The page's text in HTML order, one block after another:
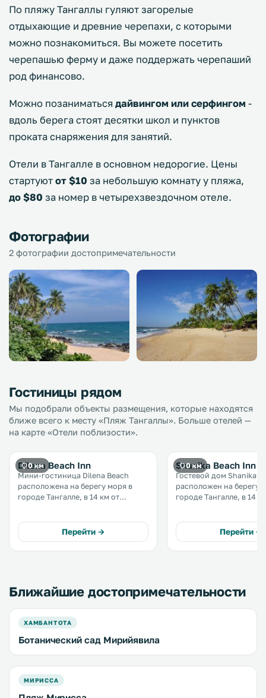
По пляжу Тангаллы гуляют загорелые
отдыхающие и древние черепахи, с которыми
можно познакомиться. Вы можете посетить
черепашью ферму и даже поддержать черепаший
род финансово.
Можно позаниматься дайвингом или серфингом -
вдоль берега стоят десятки школ и пунктов
проката снаряжения для занятий.
Отели в Тангалле в основном недорогие. Цены
стартуют от $10 за небольшую комнату у пляжа,
до $80 за номер в четырехзвездочном отеле.
Фотографии
2 фотографии достопримечательности
Гостиницы рядом
Мы подобрали объекты размещения, которые находятся
ближе всего к месту «Пляж Тангаллы». Больше отелей —
на карте «Отели поблизости».
0 км
Dilena Beach Inn
Мини-гостиница Dilena Beach
расположена на берегу моря в
городе Тангалле, в 14 км от
Перейти →
0 км
Shanika Beach Inn
Гостевой дом Shanika
расположен на берегу
городе Тангалле, в 14
Перейти →
Ближайшие достопримечательности
ХАМБАНТОТА
Ботанический сад Мирийявила
МИРИССА